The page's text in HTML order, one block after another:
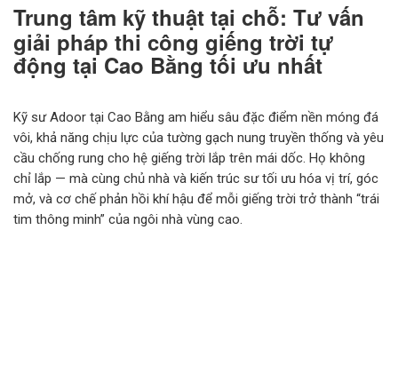
Trung tâm kỹ thuật tại chỗ: Tư vấn
giải pháp thi công giếng trời tự
động tại Cao Bằng tối ưu nhất
Kỹ sư Adoor tại Cao Bằng am hiểu sâu đặc điểm nền móng đá
vôi, khả năng chịu lực của tường gạch nung truyền thống và yêu
cầu chống rung cho hệ giếng trời lắp trên mái dốc. Họ không
chỉ lắp — mà cùng chủ nhà và kiến trúc sư tối ưu hóa vị trí, góc
mở, và cơ chế phản hồi khí hậu để mỗi giếng trời trở thành “trái
tim thông minh” của ngôi nhà vùng cao.